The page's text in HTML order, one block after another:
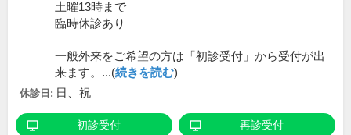
土曜13時まで
臨時休診あり
一般外来をご希望の方は「初診受付」から受付が出
来ます。...(続きを読む)
休診日: 日、祝
初診受付 再診受付